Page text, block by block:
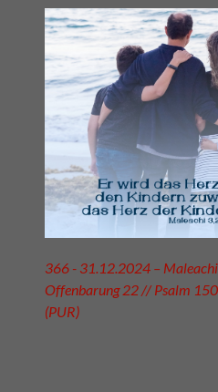
366 - 31.12.2024 –
Offenbarung 22 // Psalm
(PUR)